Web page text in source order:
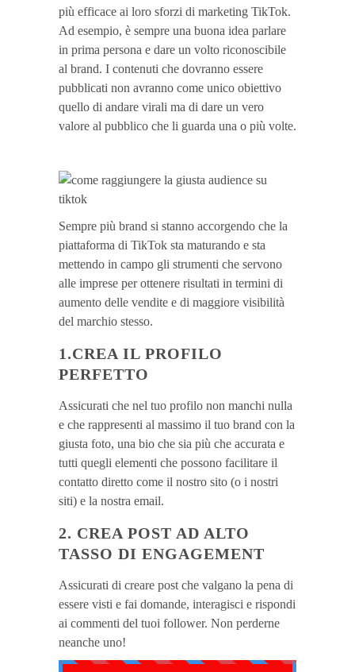
più efficace ai loro sforzi di marketing TikTok.
Ad esempio, è sempre una buona idea parlare
in prima persona e dare un volto riconoscibile
al brand. I contenuti che dovranno essere
pubblicati non avranno come unico obiettivo
quello di andare virali ma di dare un vero
valore al pubblico che li guarda una o più volte.
Sempre più brand si stanno accorgendo che la
piattaforma di TikTok sta maturando e sta
mettendo in campo gli strumenti che servono
alle imprese per ottenere risultati in termini di
aumento delle vendite e di maggiore visibilità
del marchio stesso.
1.CREA IL PROFILO
PERFETTO
Assicurati che nel tuo profilo non manchi nulla
e che rappresenti al massimo il tuo brand con la
giusta foto, una bio che sia più che accurata e
tutti quegli elementi che possono facilitare il
contatto diretto come il nostro sito (o i nostri
siti) e la nostra email.
2. CREA POST AD ALTO
TASSO DI ENGAGEMENT
Assicurati di creare post che valgano la pena di
essere visti e fai domande, interagisci e rispondi
ai commenti del tuoi follower. Non perderne
neanche uno!